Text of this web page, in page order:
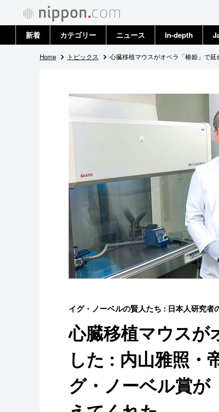
新着 カテゴリー
政治・外交
科学・技術
暮らし
スポーツ・東京2020
ニュース
トップ
In-depth
Home トピックス 心臓移植マウスがオペラ「椿姫」で
イグ・ノーベルの賢人たち : 日本人研究者
心臓移植マウスが
した : 内山雅照・
グ・ノーベル賞が